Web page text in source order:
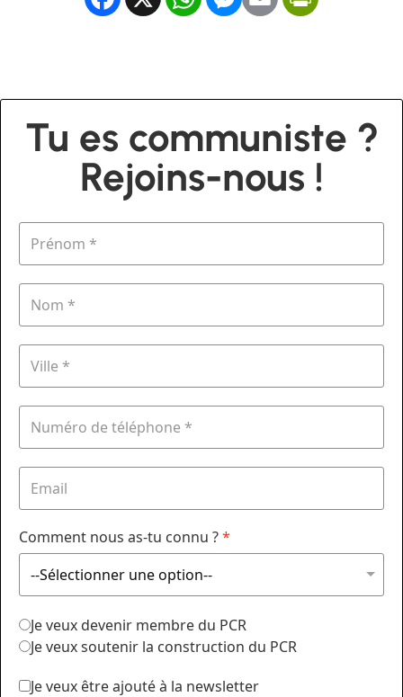
Tu es communiste ?
Rejoins-nous !
Comment nous as-tu connu ?*
Je veux devenir membre du PCR
Je veux soutenir la construction du PCR
Je veux être ajouté à la newsletter